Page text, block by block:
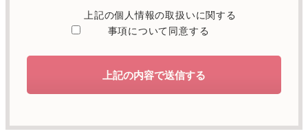
関する情報を電子メールや電話等でご提供するために利用
d）個人情報を第三者に提供することが予定される場合の事
本人の同意がある場合または法令に基づく場合を除き、取
上記の個人情報の取扱いに関する
事項について同意する
上記の内容で送信する